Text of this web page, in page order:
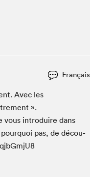
Metropolis
Français
Avec les
».
vous intro­duire dans
pas, de décou­
8